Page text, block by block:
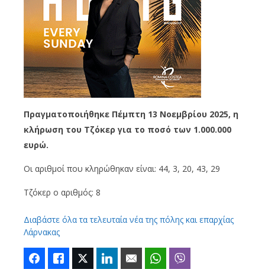
Πραγματοποιήθηκε Πέμπτη 13 Νοεμβρίου 2025, η
κλήρωση του Τζόκερ για το ποσό των 1.000.000
ευρώ.
Οι αριθμοί που κληρώθηκαν είναι: 44, 3, 20, 43, 29
Τζόκερ ο αριθμός: 8
Διαβάστε όλα τα τελευταία νέα της πόλης και επαρχίας
Λάρνακας
FacebookLike Twitter LinkedIn Email WhatsApp